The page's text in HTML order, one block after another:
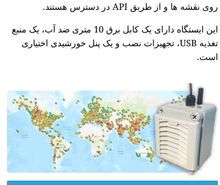
روی نقشه ها و از طریق API در دسترس هستند.
این ایستگاه دارای یک کابل برق 10 متری ضد آب، یک منبع
تغذیه USB، تجهیزات نصب و یک پنل خورشیدی اختیاری
است.